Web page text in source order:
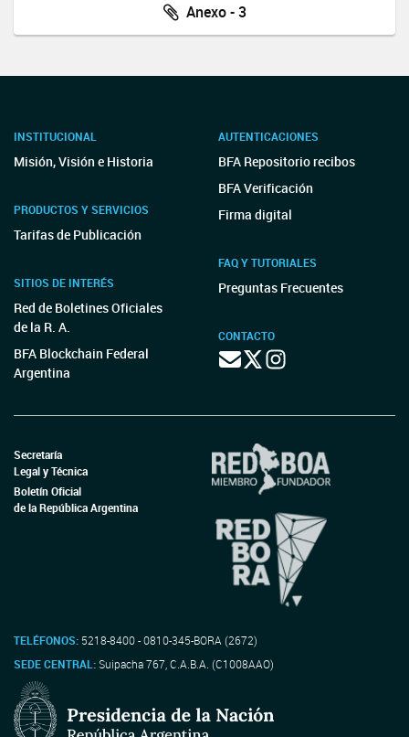
Anexo - 3
INSTITUCIONAL
Misión, Visión e Historia
PRODUCTOS Y SERVICIOS
Tarifas de Publicación
SITIOS DE INTERÉS
Red de Boletines Oficiales
de la R. A.
BFA Blockchain Federal
Argentina
AUTENTICACIONES
BFA Repositorio recibos
BFA Verificación
Firma digital
FAQ Y TUTORIALES
Preguntas Frecuentes
CONTACTO
Secretaría
Legal y Técnica
Boletín Oficial
de la República Argentina
TELÉFONOS: 5218-8400 - 0810-345-BORA (2672)
SEDE CENTRAL:Suipacha 767, C.A.B.A. (C1008AAO)